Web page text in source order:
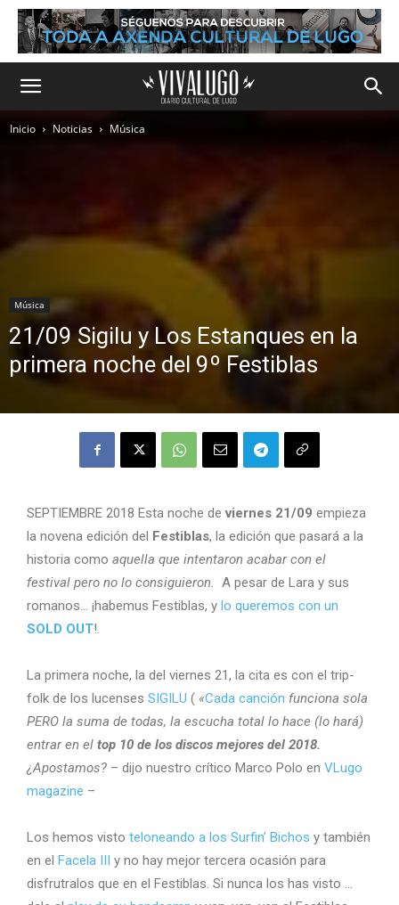
Inicio Noticias Música
Música
21/09 Sigilu y Los Estanques en la
primera noche del 9º Festiblas
SEPTIEMBRE 2018 Esta noche deviernes 21/09 empieza
la novena edición del Festiblas, la edición que pasará a la
historia como aquella que intentaron acabar con el
festival pero no lo consiguieron. A pesar de Lara y sus
romanos… ¡habemus Festiblas, y lo queremos con un
SOLD OUT!.
La primera noche, la del viernes 21, la cita es con el trip-
folk de los lucenses SIGILU ( «Cada canción funciona sola
PERO la suma de todas, la escucha total lo hace (lo hará)
entrar en el top 10 de los discos mejores del 2018.
¿Apostamos? – dijo nuestro crítico Marco Polo en VLugo
magazine –
Los hemos visto teloneando a los Surfin’ Bichos y también
en el Facela III y no hay mejor tercera ocasión para
disfrutralos que en el Festiblas. Si nunca los has visto …